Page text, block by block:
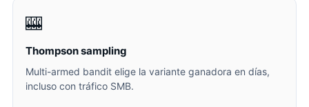
🎰
Thompson sampling
Multi-armed bandit elige la variante ganadora en días,
incluso con tráfico SMB.